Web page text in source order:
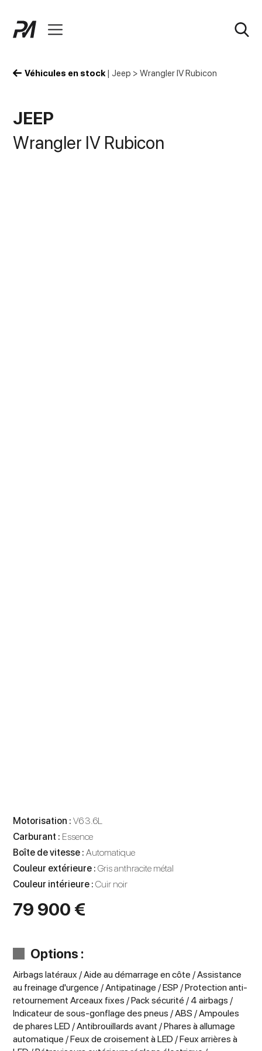
Véhicules en stock| Jeep >Wrangler IV Rubicon
JEEP
Wrangler IV Rubicon
Motorisation : V6 3.6L
Carburant : Essence
Boîte de vitesse : Automatique
Couleur extérieure : Gris anthracite métal
Couleur intérieure : Cuir noir
79 900 €
Options :
Airbags latéraux / Aide au démarrage en côte / Assistance
au freinage d'urgence / Antipatinage / ESP / Protection anti-
retournement Arceaux fixes / Pack sécurité / 4 airbags /
Indicateur de sous-gonflage des pneus / ABS / Ampoules
de phares LED / Antibrouillards avant / Phares à allumage
automatique / Feux de croisement à LED / Feux arrières à